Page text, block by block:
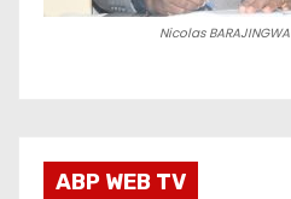
Nicolas BARAJINGWA
ABP WEB TV